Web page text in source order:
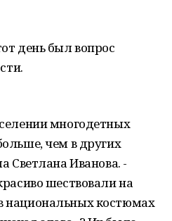
день был вопрос
многодетных
чем в других
Светлана Иванова. -
шествовали на
национальных костюмах